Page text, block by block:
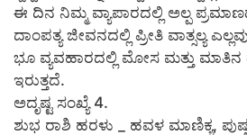
ಈ ದಿನ ನಿಮ್ಮ ವ್ಯಾಪಾರದಲ್ಲಿ ಅಲ್ಪ
ದಾಂಪತ್ಯ ಜೀವನದಲ್ಲಿ ಪ್ರೀತಿ ವಾತ್ಸಲ್ಯ
ಭೂ ವ್ಯವಹಾರದಲ್ಲಿ ಮೋಸ ಮತ್ತು ಮಾತಿನ
ಇರುತ್ತದೆ.
ಅದೃಷ್ಟ ಸಂಖ್ಯೆ 4.
ಶುಭ ರಾಶಿ ಹರಳು _ ಹವಳ ಮಾಣಿಕ್ಯ,